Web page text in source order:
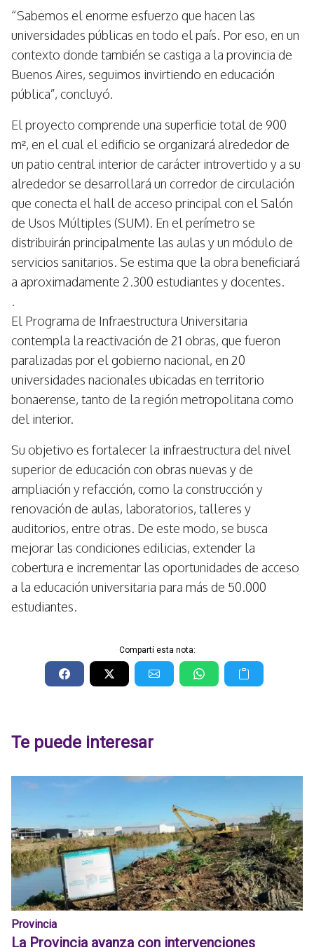
“Sabemos el enorme esfuerzo que hacen las
universidades públicas en todo el país. Por eso, en un
contexto donde también se castiga a la provincia de
Buenos Aires, seguimos invirtiendo en educación
pública”, concluyó.
El proyecto comprende una superficie total de 900
m², en el cual el edificio se organizará alrededor de
un patio central interior de carácter introvertido y a su
alrededor se desarrollará un corredor de circulación
que conecta el hall de acceso principal con el Salón
de Usos Múltiples (SUM). En el perímetro se
distribuirán principalmente las aulas y un módulo de
servicios sanitarios. Se estima que la obra beneficiará
a aproximadamente 2.300 estudiantes y docentes.
.
El Programa de Infraestructura Universitaria
contempla la reactivación de 21 obras, que fueron
paralizadas por el gobierno nacional, en 20
universidades nacionales ubicadas en territorio
bonaerense, tanto de la región metropolitana como
del interior.
Su objetivo es fortalecer la infraestructura del nivel
superior de educación con obras nuevas y de
ampliación y refacción, como la construcción y
renovación de aulas, laboratorios, talleres y
auditorios, entre otras. De este modo, se busca
mejorar las condiciones edilicias, extender la
cobertura e incrementar las oportunidades de acceso
a la educación universitaria para más de 50.000
estudiantes.
Compartí esta nota:
Te puede interesar
Provincia
La Provincia avanza con intervenciones